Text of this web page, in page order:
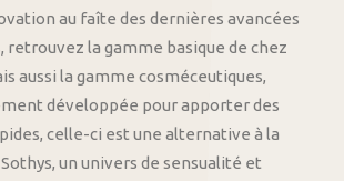
au faîte des dernières avancées
retrouvez la gamme basique de chez
aussi la gamme cosméceutiques,
développée pour apporter des
celle-ci est une alternative à la
un univers de sensualité et